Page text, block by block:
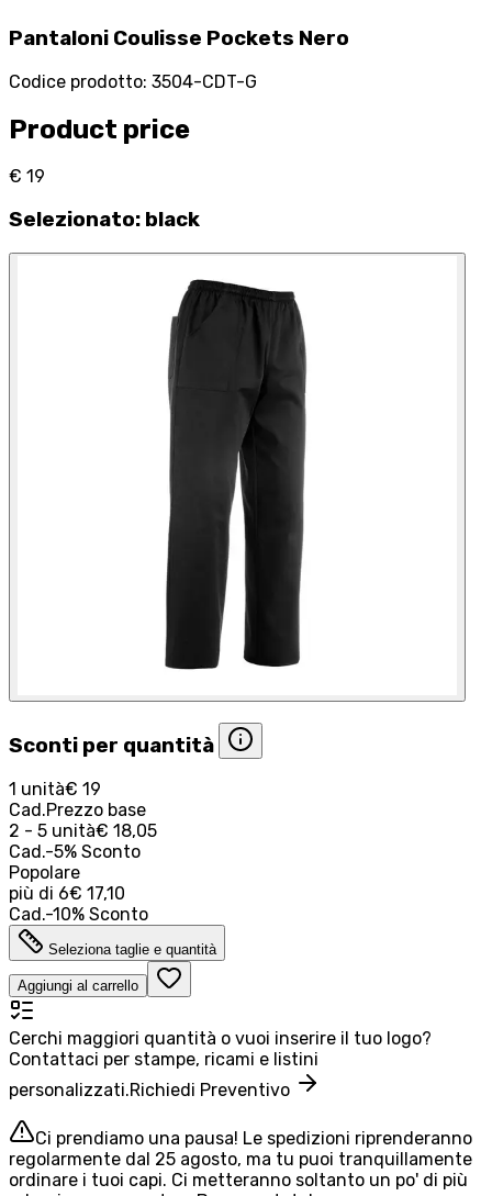
Pantaloni Coulisse Pockets Nero
Codice prodotto: 3504-CDT-G
Product price
€ 19
Selezionato: black
Sconti per quantità
1 unità€ 19
Cad.Prezzo base
2 - 5 unità€ 18,05
Cad.-5% Sconto
Popolare
più di 6€ 17,10
Cad.-10% Sconto
Seleziona taglie e quantità
Aggiungi al carrello
Cerchi maggiori quantità o vuoi inserire il tuo logo?
Contattaci per stampe, ricami e listini
personalizzati.Richiedi Preventivo
Ci prendiamo una pausa! Le spedizioni riprenderanno
regolarmente dal 25 agosto, ma tu puoi tranquillamente
ordinare i tuoi capi. Ci metteranno soltanto un po' di più